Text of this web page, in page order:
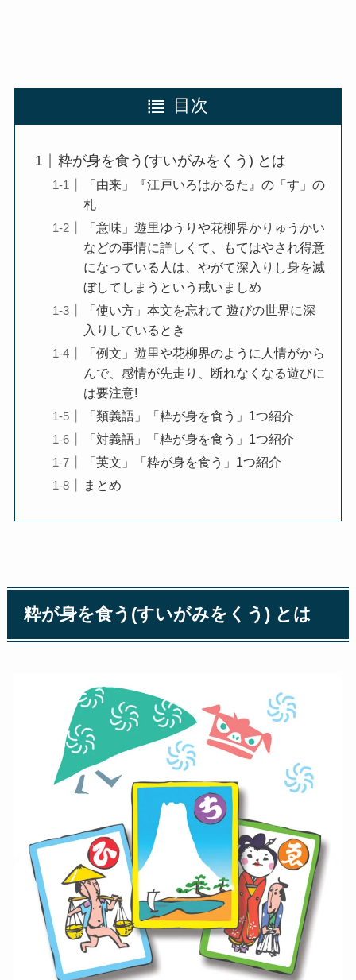
目次
粋が身を食う(すいがみをくう) とは
「由来」『江戸いろはかるた』の「す」の
札
「意味」遊里ゆうりや花柳界かりゅうかい
などの事情に詳しくて、もてはやされ得意
になっている人は、やがて深入りし身を滅
ぼしてしまうという戒いましめ
「使い方」本文を忘れて 遊びの世界に深
入りしているとき
「例文」遊里や花柳界のように人情がから
んで、感情が先走り、断れなくなる遊びに
は要注意!
「類義語」「粋が身を食う」1つ紹介
「対義語」「粋が身を食う」1つ紹介
「英文」「粋が身を食う」1つ紹介
まとめ
粋が身を食う(すいがみをくう) とは